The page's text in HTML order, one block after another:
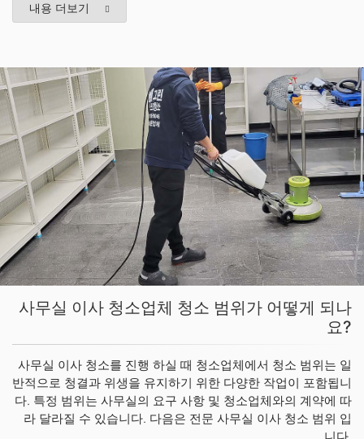
내용 더보기
사무실 이사 청소업체 청소 범위가 어떻게 되나
요?
사무실 이사 청소를 진행 하실 때 청소업체에서 청소 범위는 일
반적으로 청결과 위생을 유지하기 위한 다양한 작업이 포함됩니
다. 특정 범위는 사무실의 요구 사항 및 청소업체와의 계약에 따
라 달라질 수 있습니다. 다음은 전문 사무실 이사 청소 범위 입